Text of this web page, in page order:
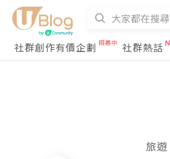
社群創作有價企劃
社群熱話
旅遊